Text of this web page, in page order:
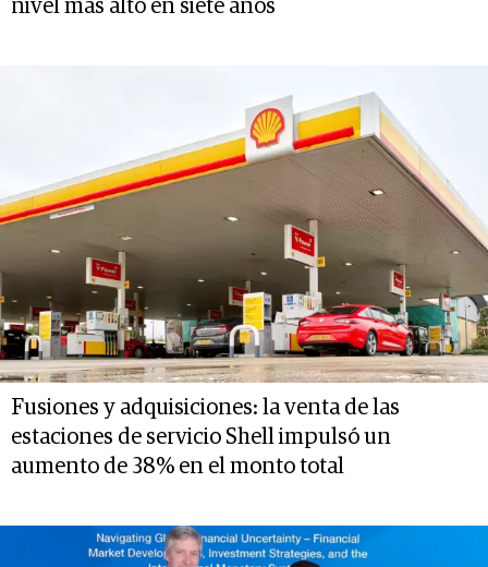
nivel más alto en siete años
Fusiones y adquisiciones: la venta de las
estaciones de servicio Shell impulsó un
aumento de 38% en el monto total